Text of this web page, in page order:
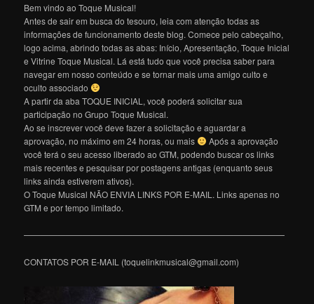
Bem vindo ao Toque Musical!
Antes de sair em busca do tesouro, leia com atenção todas as
informações de funcionamento deste blog. Comece pelo cabeçalho,
logo acima, abrindo todas as abas: Início, Apresentação, Toque Inicial
e Vitrine Toque Musical. Lá está tudo que você precisa saber para
navegar em nosso conteúdo e se tornar mais uma amigo culto e
oculto associado
A partir da aba TOQUE INICIAL, você poderá solicitar sua
participação no Grupo Toque Musical.
Ao se inscrever você deve fazer a solicitação e aguardar a
aprovação, no máximo em 24 horas, ou mais
Após a aprovação
você terá o seu acesso liberado ao GTM, podendo buscar os links
mais recentes e pesquisar por postagens antigas (enquanto seus
links ainda estiverem ativos).
O Toque Musical NÃO ENVIA LINKS POR E-MAIL. Links apenas no
GTM e por tempo limitado.
———————————————————————————————
CONTATOS POR E-MAIL (toquelinkmusical@gmail.com)